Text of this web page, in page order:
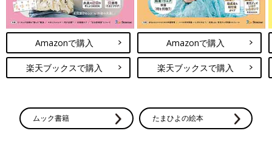
Amazonで購入
楽天ブックスで購入
Amazonで購入
楽天ブックスで購入
ムック書籍 たまひよの絵本